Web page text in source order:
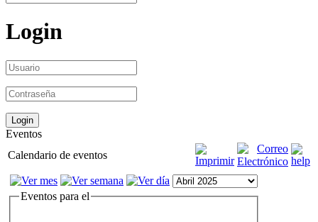
Login
Eventos
Calendario de eventos
Eventos para el